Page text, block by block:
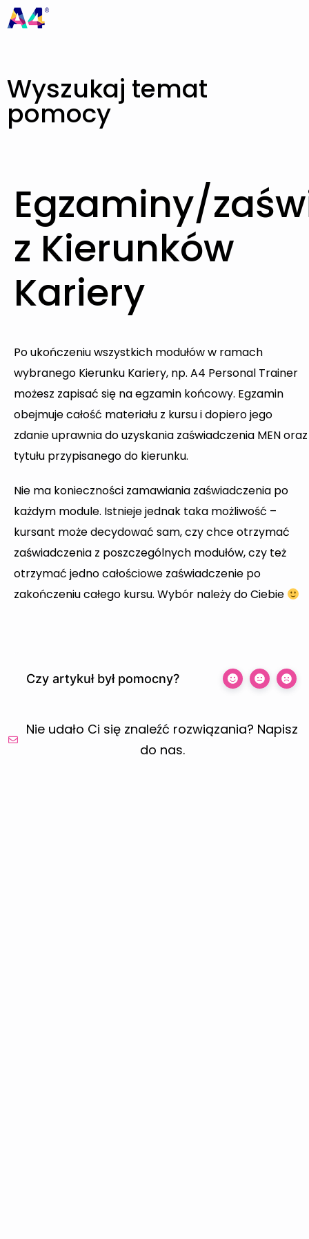
Wyszukaj temat
pomocy
Egzaminy/
z Kierunków
Kariery
Po ukończeniu wszystkich modułów w ramach
wybranego Kierunku Kariery, np. A4 Personal Trainer
możesz zapisać się na egzamin końcowy. Egzamin
obejmuje całość materiału z kursu i dopiero jego
zdanie uprawnia do uzyskania zaświadczenia MEN oraz
tytułu przypisanego do kierunku.
Nie ma konieczności zamawiania zaświadczenia po
każdym module. Istnieje jednak taka możliwość –
kursant może decydować sam, czy chce otrzymać
zaświadczenia z poszczególnych modułów, czy też
otrzymać jedno całościowe zaświadczenie po
zakończeniu całego kursu. Wybór należy do Ciebie
Czy artykuł był pomocny?
Nie udało Ci się znaleźć rozwiązania? Napisz
do nas.